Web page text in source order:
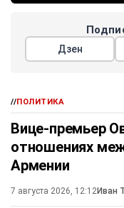
Дзен
//ПОЛИТИКА
Вице-премьер
отношениях
Армении
7 августа 2026, 12:12Иван